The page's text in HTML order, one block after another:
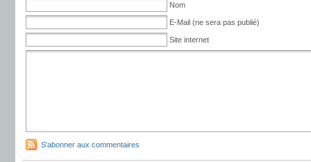
Nom
E-Mail (ne sera pas publié)
Site internet
S'abonner aux commentaires